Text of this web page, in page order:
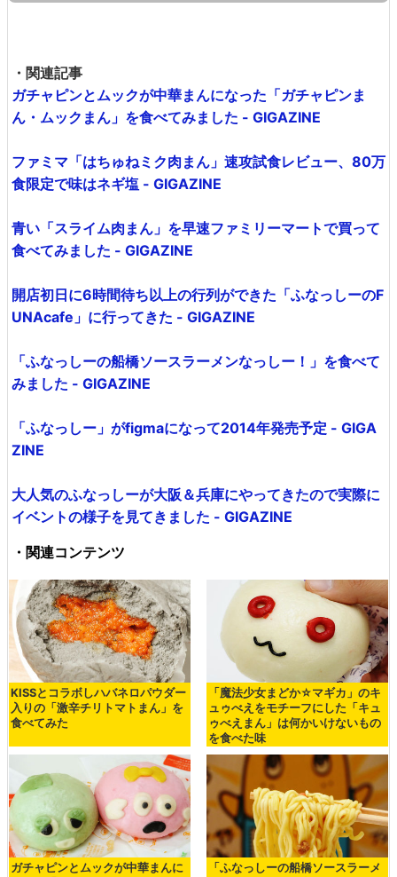
・関連記事
ガチャピンとムックが中華まんになった「ガチャピンま
ん・ムックまん」を食べてみました - GIGAZINE
ファミマ「はちゅねミク肉まん」速攻試食レビュー、80万
食限定で味はネギ塩 - GIGAZINE
青い「スライム肉まん」を早速ファミリーマートで買って
食べてみました - GIGAZINE
開店初日に6時間待ち以上の行列ができた「ふなっしーのF
UNAcafe」に行ってきた - GIGAZINE
「ふなっしーの船橋ソースラーメンなっしー！」を食べて
みました - GIGAZINE
「ふなっしー」がfigmaになって2014年発売予定 - GIGA
ZINE
大人気のふなっしーが大阪＆兵庫にやってきたので実際に
イベントの様子を見てきました - GIGAZINE
・関連コンテンツ
KISSとコラボしハバネロパウダー
入りの「激辛チリトマトまん」を
食べてみた
「魔法少女まどか☆マギカ」のキ
ュゥべえをモチーフにした「キュ
ゥべえまん」は何かいけないもの
を食べた味
ガチャピンとムックが中華まんに
「ふなっしーの船橋ソースラーメ